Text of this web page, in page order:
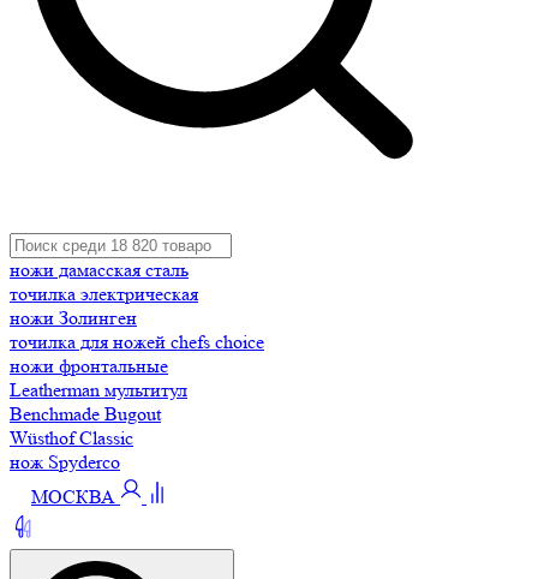
ножи дамасская сталь
точилка электрическая
ножи Золинген
точилка для ножей chefs choice
ножи фронтальные
Leatherman мультитул
Benchmade Bugout
Wüsthof Classic
нож Spyderco
МОСКВА